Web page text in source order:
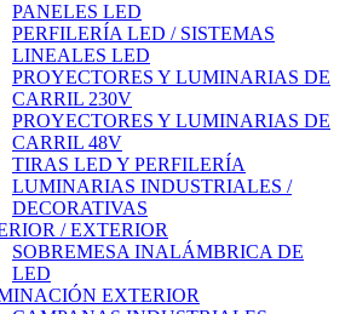
PANELES LED
PERFILERÍA LED / SISTEMAS
LINEALES LED
PROYECTORES Y LUMINARIAS DE
CARRIL 230V
PROYECTORES Y LUMINARIAS DE
CARRIL 48V
TIRAS LED Y PERFILERÍA
LUMINARIAS INDUSTRIALES /
DECORATIVAS
/ EXTERIOR
SOBREMESA INALÁMBRICA DE
LED
EXTERIOR